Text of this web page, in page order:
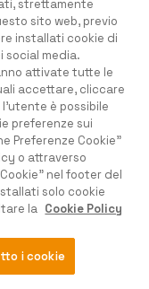
strettamente
sito web, previo
installati cookie di
social media.
attivate tutte le
accettare, cliccare
l'utente è possibile
preferenze sui
Preferenze Cookie"
o attraverso
nel footer del
solo cookie
la Cookie Policy
i cookie